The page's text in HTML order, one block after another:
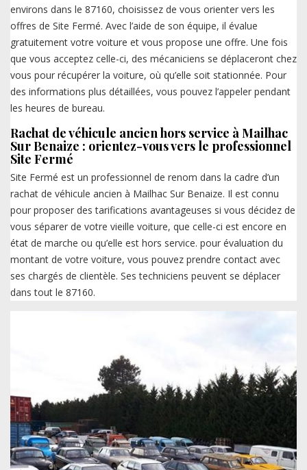
environs dans le 87160, choisissez de vous orienter vers les
offres de Site Fermé. Avec l’aide de son équipe, il évalue
gratuitement votre voiture et vous propose une offre. Une fois
que vous acceptez celle-ci, des mécaniciens se déplaceront chez
vous pour récupérer la voiture, où qu’elle soit stationnée. Pour
des informations plus détaillées, vous pouvez l’appeler pendant
les heures de bureau.
Rachat de véhicule ancien hors service à Mailhac
Sur Benaize : orientez-vous vers le professionnel
Site Fermé
Site Fermé est un professionnel de renom dans la cadre d’un
rachat de véhicule ancien à Mailhac Sur Benaize. Il est connu
pour proposer des tarifications avantageuses si vous décidez de
vous séparer de votre vieille voiture, que celle-ci est encore en
état de marche ou qu’elle est hors service. pour évaluation du
montant de votre voiture, vous pouvez prendre contact avec
ses chargés de clientèle. Ses techniciens peuvent se déplacer
dans tout le 87160.